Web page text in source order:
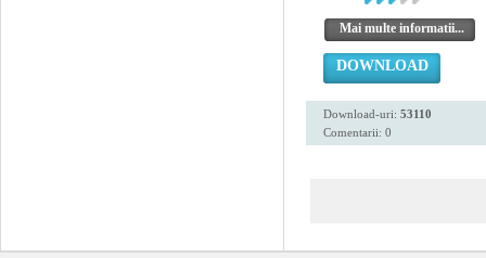
Mai multe informatii...
DOWNLOAD
Download-uri: 53110
Comentarii: 0